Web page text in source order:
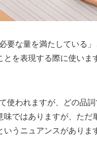
要な量を満たしている
を表現する際に使いま
使われますが、どの品
ではありますが、ただ
うニュアンスがありま